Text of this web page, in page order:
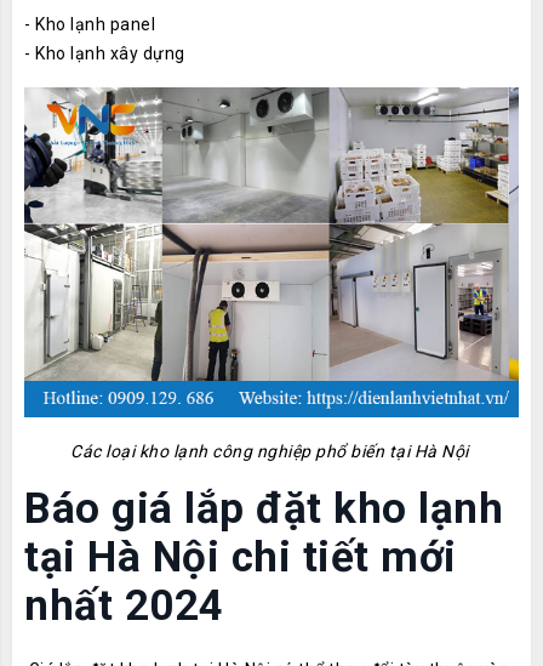
- Kho lạnh panel
- Kho lạnh xây dựng
Các loại kho lạnh công nghiệp phổ biến tại Hà Nội
Báo giá lắp đặt kho lạnh
tại Hà Nội chi tiết mới
nhất 2024